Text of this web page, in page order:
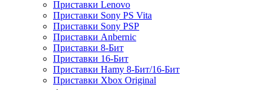
Приставки Lenovo
Приставки Sony PS Vita
Приставки Sony PSP
Приставки Anbernic
Приставки 8-Бит
Приставки 16-Бит
Приставки Hamy 8-Бит/16-Бит
Приставки Xbox Original